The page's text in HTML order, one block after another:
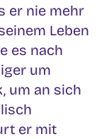
er nie mehr
Leben
es nach
um
um an sich
er mit